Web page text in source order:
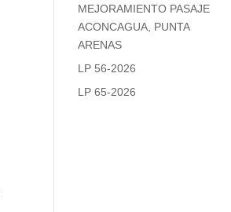
MEJORAMIENTO PASAJE
ACONCAGUA, PUNTA
ARENAS
LP 56-2026
LP 65-2026